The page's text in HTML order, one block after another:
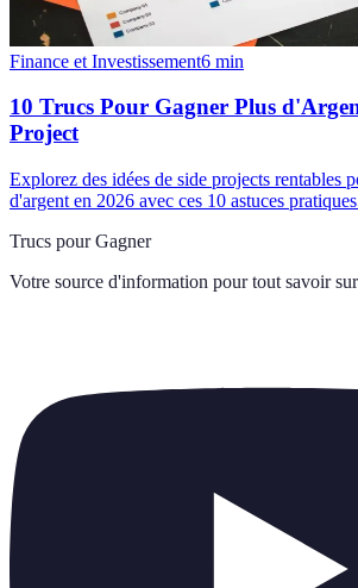
Finance et Investissement6 min
10 Trucs Pour Gagner Plus
Project
Explorez des idées de side projects rentables
d'argent en 2026 avec ces 10 astuces
Trucs pour Gagner
Votre source d'information pour tout savoir sur